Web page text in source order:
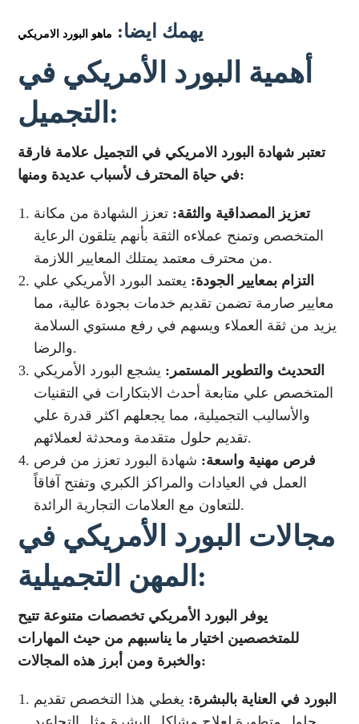
يهمك ايضا:
أهمية البورد الأمريكي في
التجميل:
تعتبر شهادة البورد الامريكي في التجميل علامة فارقة
في حياة المحترف لأسباب عديدة ومنها:
تعزيز المصداقية والثقة: تعزز الشهادة من مكانة
المتخصص وتمنح عملاءه الثقة بأنهم يتلقون الرعاية
من محترف معتمد يمتلك المعايير اللازمة.
التزام بمعايير الجودة: يعتمد البورد الأمريكي علي
معايير صارمة تضمن تقديم خدمات بجودة عالية، مما
يزيد من ثقة العملاء ويسهم في رفع مستوي السلامة
والرضا.
التحديث والتطوير المستمر: يشجع البورد الأمريكي
المتخصص علي متابعة أحدث الابتكارات في التقنيات
والأساليب التجميلية، مما يجعلهم اكثر قدرة علي
تقديم حلول متقدمة ومحدثة لعملائهم.
فرص مهنية واسعة: شهادة البورد تعزز من فرص
العمل في العيادات والمراكز الكبري وتفتح آفاقاً
للتعاون مع العلامات التجارية الرائدة.
مجالات البورد الأمريكي في
المهن التجميلية:
يوفر البورد الأمريكي تخصصات متنوعة تتيح
للمتخصصين اختيار ما يناسبهم من حيث المهارات
والخبرة ومن أبرز هذه المجالات:
البورد في العناية بالبشرة: يغطي هذا التخصص تقديم